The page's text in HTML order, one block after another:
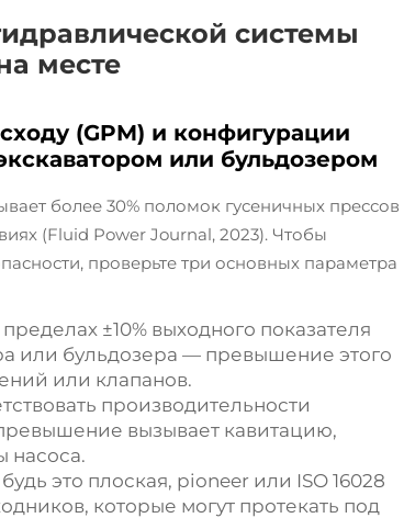
системы
месте
(GPM) и конфигурации
или бульдозером
более 30% поломок гусеничных прессов
(Fluid Power Journal, 2023). Чтобы
проверьте три основных параметра
±10% выходного показателя
или бульдозера — превышение этого
или клапанов.
производительности
вызывает кавитацию,
насоса.
это плоская, pioneer или ISO 16028
которые могут протекать под